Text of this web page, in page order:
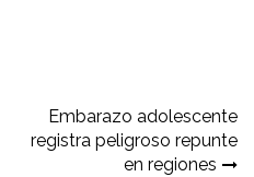
Embarazo adolescente
registra peligroso repunte
en regiones